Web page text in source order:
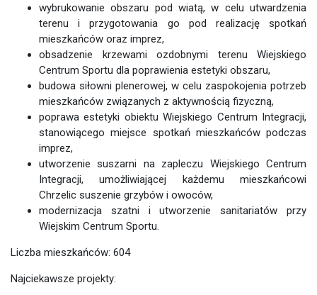
wybrukowanie obszaru pod wiatą, w celu utwardzenia
terenu i przygotowania go pod realizację spotkań
mieszkańców oraz imprez,
obsadzenie krzewami ozdobnymi terenu Wiejskiego
Centrum Sportu dla poprawienia estetyki obszaru,
budowa siłowni plenerowej, w celu zaspokojenia potrzeb
mieszkańców związanych z aktywnością fizyczną,
poprawa estetyki obiektu Wiejskiego Centrum Integracji,
stanowiącego miejsce spotkań mieszkańców podczas
imprez,
utworzenie suszarni na zapleczu Wiejskiego Centrum
Integracji, umożliwiającej każdemu mieszkańcowi
Chrzelic suszenie grzybów i owoców,
modernizacja szatni i utworzenie sanitariatów przy
Wiejskim Centrum Sportu.
Liczba mieszkańców: 604
Najciekawsze projekty: